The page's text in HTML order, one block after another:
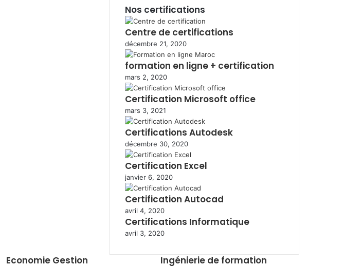
Nos certifications
Centre de certifications
décembre 21, 2020
formation en ligne + certification
mars 2, 2020
Certification Microsoft office
mars 3, 2021
Certifications Autodesk
décembre 30, 2020
Certification Excel
janvier 6, 2020
Certification Autocad
avril 4, 2020
Certifications Informatique
avril 3, 2020
Economie Gestion
Ingénierie de formation